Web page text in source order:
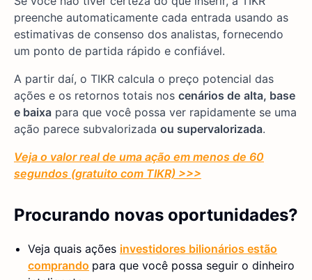
preenche automaticamente cada entrada usando as
estimativas de consenso dos analistas, fornecendo
um ponto de partida rápido e confiável.
A partir daí, o TIKR calcula o preço potencial das
ações e os retornos totais nos cenários de alta, base
e baixa para que você possa ver rapidamente se uma
ação parece subvalorizada ou supervalorizada.
Veja o valor real de uma ação em menos de 60
segundos (gratuito com TIKR) >>>
Procurando novas oportunidades?
Veja quais ações investidores bilionários estão
comprando para que você possa seguir o dinheiro